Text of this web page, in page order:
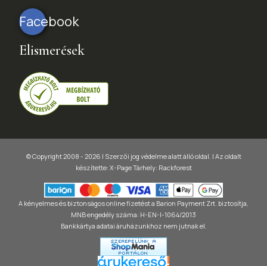
Facebook
Elismerések
© Copyright 2008 - 2026 | Szerzői jog védelme alatt álló oldal. | Az oldalt
készítette: X-PageTárhely: Rackforest
A kényelmes és biztonságos online fizetést a Barion Payment Zrt. biztosítja,
MNB engedély száma: H-EN-I-1064/2013
Bankkártya adatai áruházunkhoz nem jutnak el.